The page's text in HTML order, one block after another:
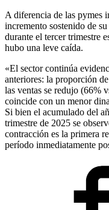
A diferencia de las pymes
incremento sostenido de
durante el tercer trimestre
hubo una leve caída.
«El sector continúa
anteriores: la proporción
las ventas se redujo (66%
coincide con un menor
Si bien el acumulado del
trimestre de 2025 se
contracción es la primera
período inmediatamente